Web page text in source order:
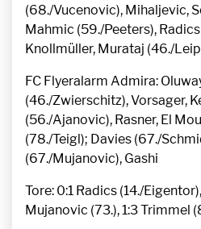
(68./Vucenovic), Mihaljevic,
Mahmic (59./Peeters),
Knollmüller, Murataj (46./
FC Flyeralarm Admira:
(46./Zwierschitz), Vorsager,
(56./Ajanovic), Rasner, El
(78./Teigl); Davies (67./
(67./Mujanovic), Gashi
Tore: 0:1 Radics (14./
Mujanovic (73.), 1:3 Trimmel